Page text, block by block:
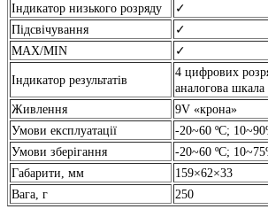
Індикатор низького розряду
✓
Підсвічування
✓
MAX/MIN
✓
Індикатор результатів
4 цифрових
аналогова шкала
Живлення
9V «крона»
Умови експлуатації
-20~60 ºС;
Умови зберігання
-20~60 ºС;
Габарити, мм
159×62×33
Вага, г
250